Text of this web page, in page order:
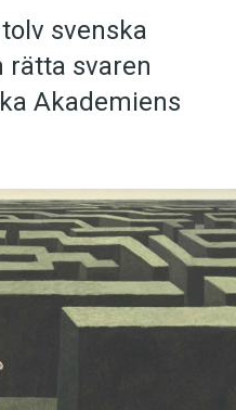
svenska
rätta svaren
Akademiens